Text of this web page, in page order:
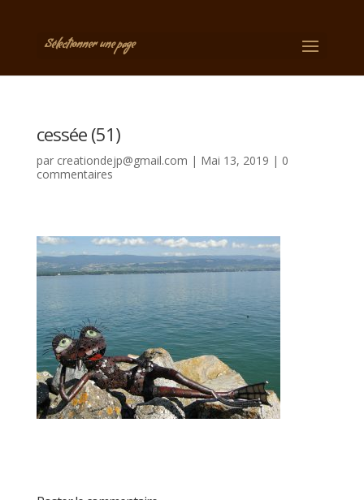
Sélectionner une page
cessée (51)
par creationdejp@gmail.com | Mai 13, 2019 | 0
commentaires